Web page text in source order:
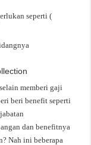
seperti (
memberi gaji
beri benefit seperti
dan benefitnya
Nah ini beberapa